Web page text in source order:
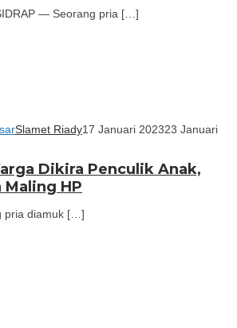
— Seorang pria […]
Slamet Riady17 Januari 202323 Januari
Dikira Penculik Anak,
Maling HP
pria diamuk […]